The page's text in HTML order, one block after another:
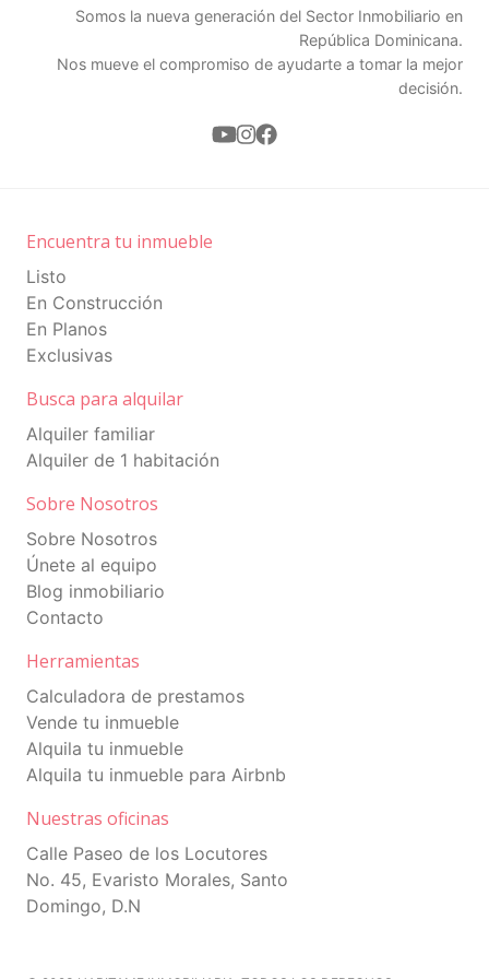
Somos la nueva generación del Sector Inmobiliario en
República Dominicana.
Nos mueve el compromiso de ayudarte a tomar la mejor
decisión.
Encuentra tu inmueble
Listo
En Construcción
En Planos
Exclusivas
Busca para alquilar
Alquiler familiar
Alquiler de 1 habitación
Sobre Nosotros
Sobre Nosotros
Únete al equipo
Blog inmobiliario
Contacto
Herramientas
Calculadora de prestamos
Vende tu inmueble
Alquila tu inmueble
Alquila tu inmueble para Airbnb
Nuestras oficinas
Calle Paseo de los Locutores
No. 45, Evaristo Morales, Santo
Domingo, D.N